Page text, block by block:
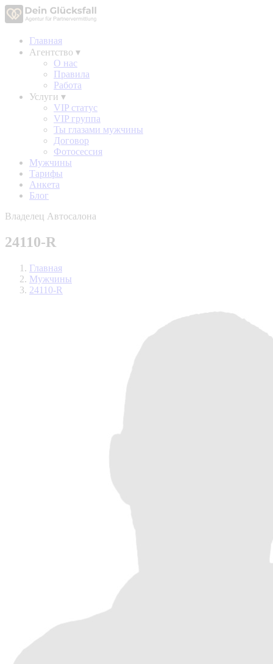
Главная
Агентство ▾
О нас
Правила
Работа
Услуги ▾
VIP статус
VIP группа
Ты глазами мужчины
Договор
Фотосессия
Мужчины
Тарифы
Анкета
Блог
Владелец Автосалона
24110-R
Главная
Мужчины
24110-R